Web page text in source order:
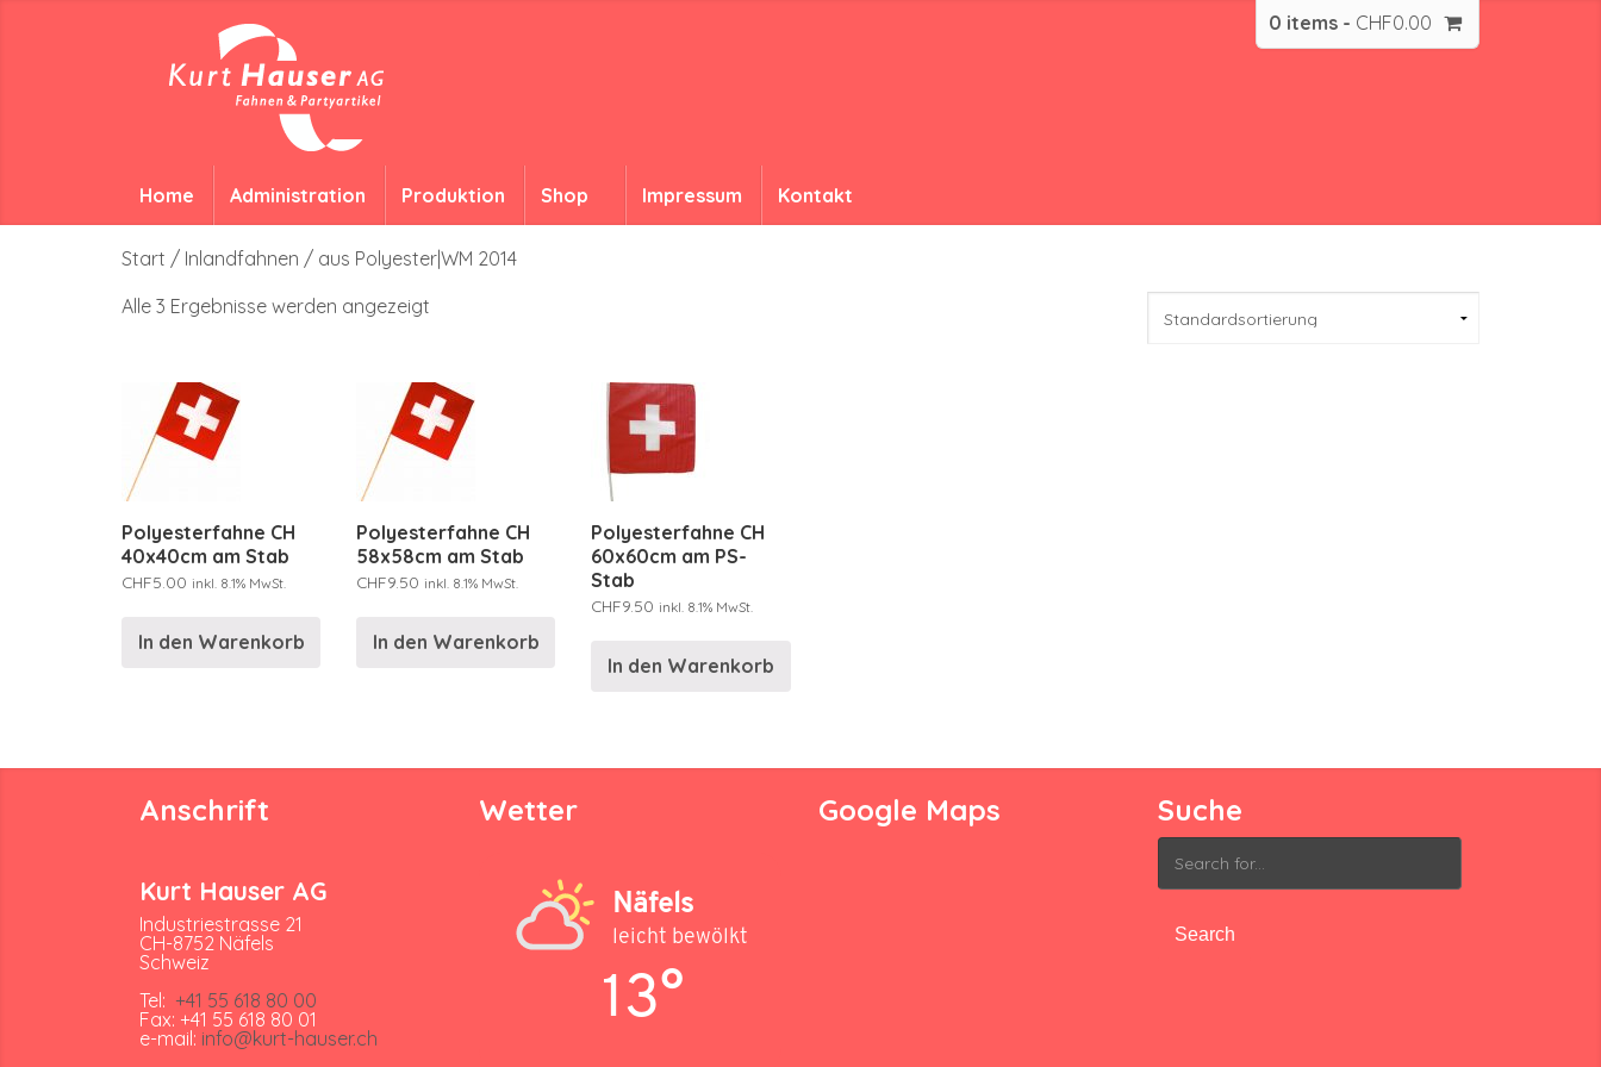
0 items - CHF0.00
Home Administration Produktion Shop Impressum Kontakt
Start / Inlandfahnen / aus Polyester|WM 2014
Alle 3 Ergebnisse werden angezeigt
Polyesterfahne CH
40x40cm am Stab
CHF5.00 inkl. 8.1% MwSt.
In den Warenkorb
Polyesterfahne CH
58x58cm am Stab
CHF9.50 inkl. 8.1% MwSt.
In den Warenkorb
Polyesterfahne CH
60x60cm am PS-
Stab
CHF9.50 inkl. 8.1% MwSt.
In den Warenkorb
Anschrift
Kurt Hauser AG
Industriestrasse 21
CH-8752 Näfels
Schweiz
Tel: +41 55 618 80 00
Fax: +41 55 618 80 01
e-mail: info@kurt-hauser.ch
Wetter
Näfels
leicht bewölkt
13°
Google Maps Suche
Search
for: